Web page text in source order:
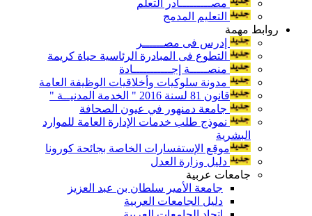
مصـــــــــادر التعلم
التعليم المدمج
روابط مهمة
إدرس فى مصــــــر
التطوع فى المبادرة الرئاسية حياة كريمة
منصـــــة إجـــــــــــادة
مدونة سلوكيات وأخلاقيات الوظيفة العامة
قانون 81 لسنة 2016 " الخدمة المدنيــة "
جامعة دمنهور في عيون الصحافة
نموذج طلب خدمات الإدارة العامة للموارد
البشرية
موقع الإستفسارات الخاصة بجائحة كورونا
دليل وزارة العدل
جامعات عربية
جامعة الأمير سلطان بن عبد العزيز
دليل الجامعات العربية